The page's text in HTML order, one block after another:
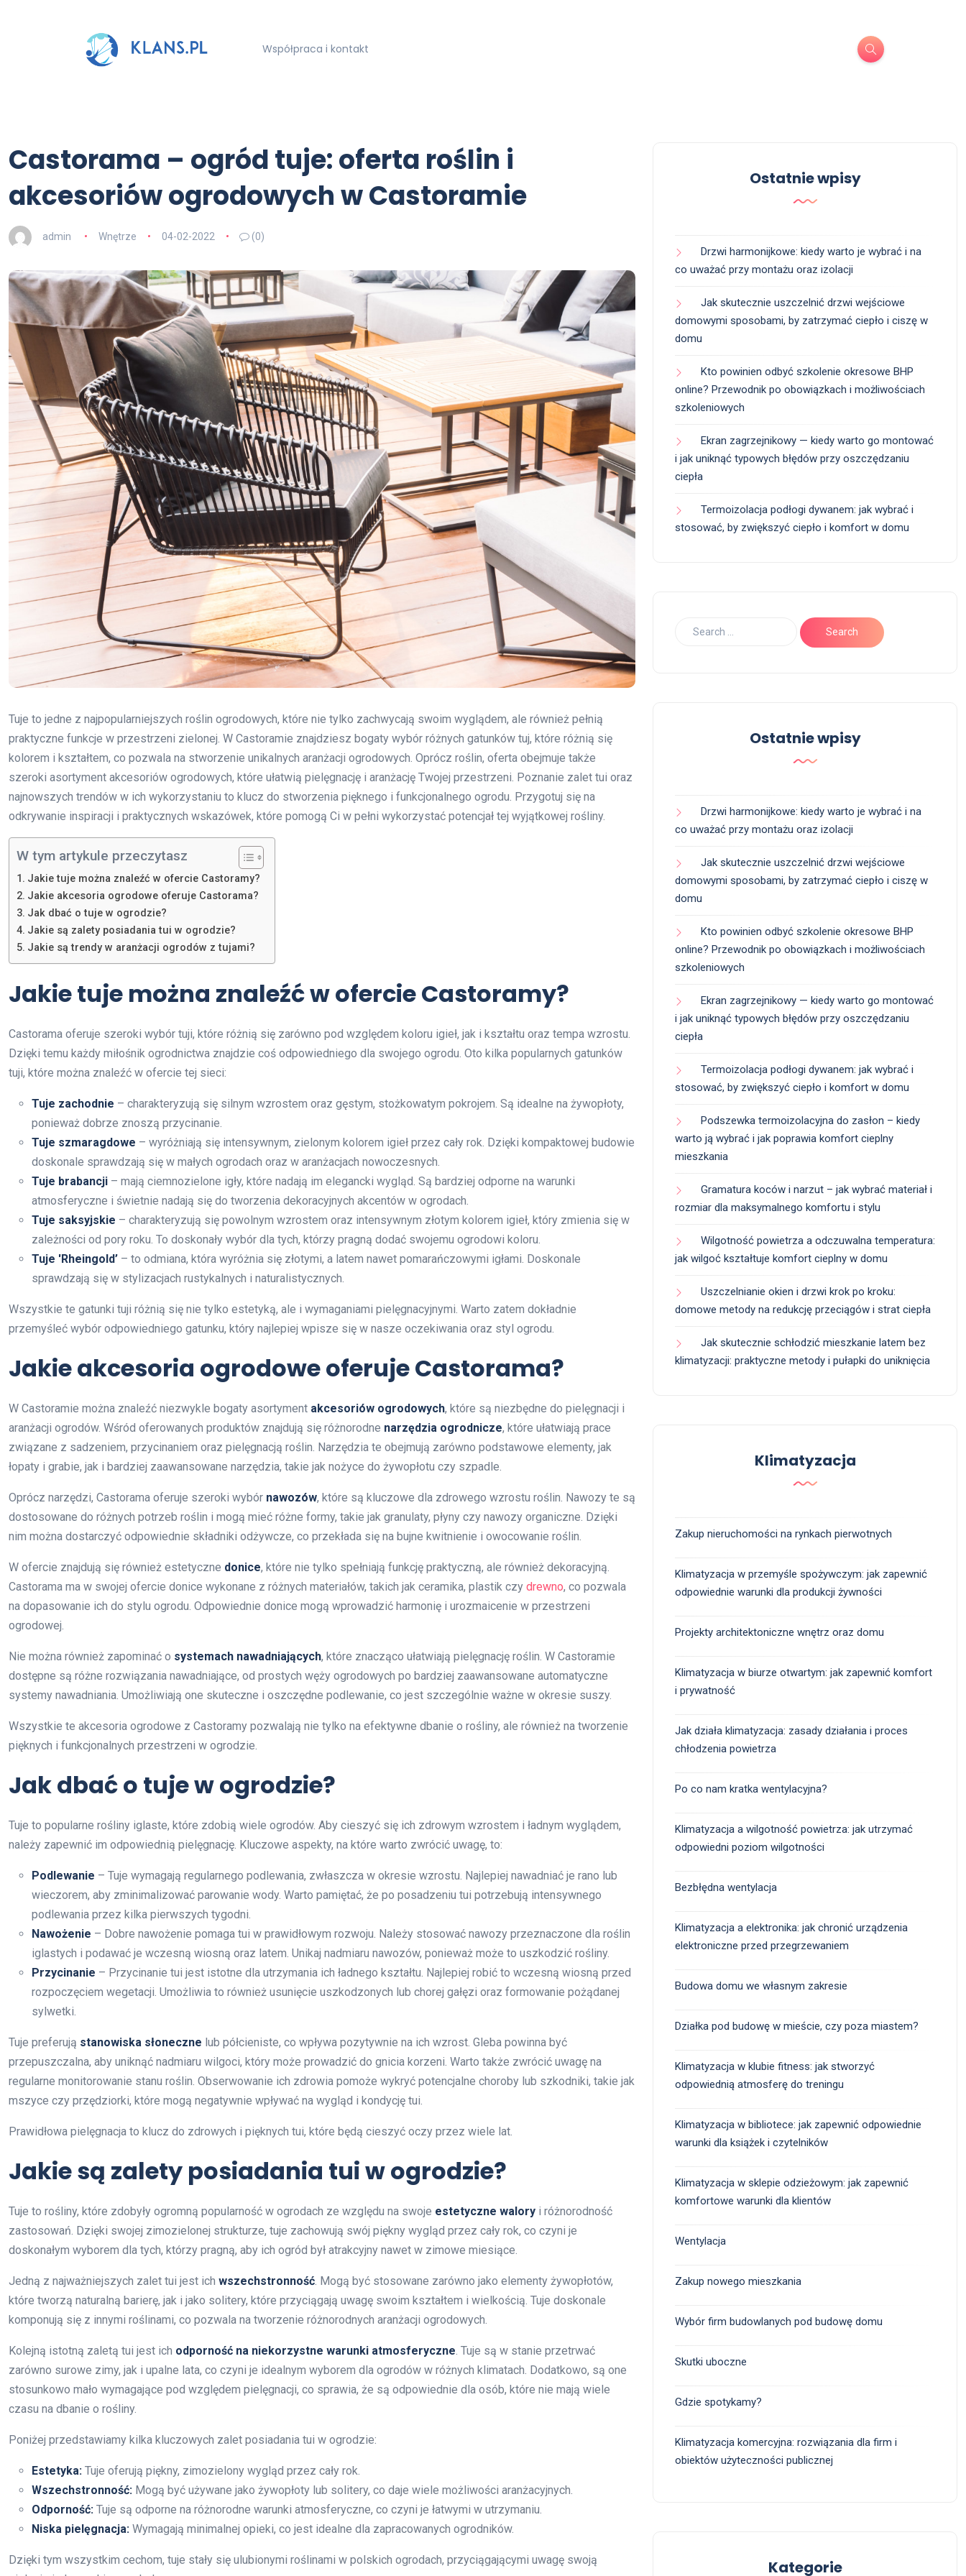
Współpraca i kontakt
Castorama – ogród tuje: oferta roślin i
akcesoriów ogrodowych w Castoramie
admin Wnętrze 04-02-2022 (0)
Tuje to jedne z najpopularniejszych roślin ogrodowych, które nie tylko zachwycają swoim wyglądem, ale również pełnią
praktyczne funkcje w przestrzeni zielonej. W Castoramie znajdziesz bogaty wybór różnych gatunków tuj, które różnią się
kolorem i kształtem, co pozwala na stworzenie unikalnych aranżacji ogrodowych. Oprócz roślin, oferta obejmuje także
szeroki asortyment akcesoriów ogrodowych, które ułatwią pielęgnację i aranżację Twojej przestrzeni. Poznanie zalet tui oraz
najnowszych trendów w ich wykorzystaniu to klucz do stworzenia pięknego i funkcjonalnego ogrodu. Przygotuj się na
odkrywanie inspiracji i praktycznych wskazówek, które pomogą Ci w pełni wykorzystać potencjał tej wyjątkowej rośliny.
W tym artykule przeczytasz
Jakie tuje można znaleźć w ofercie Castoramy?
Jakie akcesoria ogrodowe oferuje Castorama?
Jak dbać o tuje w ogrodzie?
Jakie są zalety posiadania tui w ogrodzie?
Jakie są trendy w aranżacji ogrodów z tujami?
Jakie tuje można znaleźć w ofercie Castoramy?
Castorama oferuje szeroki wybór tuji, które różnią się zarówno pod względem koloru igieł, jak i kształtu oraz tempa wzrostu.
Dzięki temu każdy miłośnik ogrodnictwa znajdzie coś odpowiedniego dla swojego ogrodu. Oto kilka popularnych gatunków
tuji, które można znaleźć w ofercie tej sieci:
Tuje zachodnie – charakteryzują się silnym wzrostem oraz gęstym, stożkowatym pokrojem. Są idealne na żywopłoty,
ponieważ dobrze znoszą przycinanie.
Tuje szmaragdowe – wyróżniają się intensywnym, zielonym kolorem igieł przez cały rok. Dzięki kompaktowej budowie
doskonale sprawdzają się w małych ogrodach oraz w aranżacjach nowoczesnych.
Tuje brabancji – mają ciemnozielone igły, które nadają im elegancki wygląd. Są bardziej odporne na warunki
atmosferyczne i świetnie nadają się do tworzenia dekoracyjnych akcentów w ogrodach.
Tuje saksyjskie – charakteryzują się powolnym wzrostem oraz intensywnym złotym kolorem igieł, który zmienia się w
zależności od pory roku. To doskonały wybór dla tych, którzy pragną dodać swojemu ogrodowi koloru.
Tuje 'Rheingold’ – to odmiana, która wyróżnia się złotymi, a latem nawet pomarańczowymi igłami. Doskonale
sprawdzają się w stylizacjach rustykalnych i naturalistycznych.
Wszystkie te gatunki tuji różnią się nie tylko estetyką, ale i wymaganiami pielęgnacyjnymi. Warto zatem dokładnie
przemyśleć wybór odpowiedniego gatunku, który najlepiej wpisze się w nasze oczekiwania oraz styl ogrodu.
Jakie akcesoria ogrodowe oferuje Castorama?
W Castoramie można znaleźć niezwykle bogaty asortyment akcesoriów ogrodowych, które są niezbędne do pielęgnacji i
aranżacji ogrodów. Wśród oferowanych produktów znajdują się różnorodne narzędzia ogrodnicze, które ułatwiają prace
związane z sadzeniem, przycinaniem oraz pielęgnacją roślin. Narzędzia te obejmują zarówno podstawowe elementy, jak
łopaty i grabie, jak i bardziej zaawansowane narzędzia, takie jak nożyce do żywopłotu czy szpadle.
Oprócz narzędzi, Castorama oferuje szeroki wybór nawozów, które są kluczowe dla zdrowego wzrostu roślin. Nawozy te są
dostosowane do różnych potrzeb roślin i mogą mieć różne formy, takie jak granulaty, płyny czy nawozy organiczne. Dzięki
nim można dostarczyć odpowiednie składniki odżywcze, co przekłada się na bujne kwitnienie i owocowanie roślin.
W ofercie znajdują się również estetyczne donice, które nie tylko spełniają funkcję praktyczną, ale również dekoracyjną.
Castorama ma w swojej ofercie donice wykonane z różnych materiałów, takich jak ceramika, plastik czy drewno, co pozwala
na dopasowanie ich do stylu ogrodu. Odpowiednie donice mogą wprowadzić harmonię i urozmaicenie w przestrzeni
ogrodowej.
Nie można również zapominać o systemach nawadniających, które znacząco ułatwiają pielęgnację roślin. W Castoramie
dostępne są różne rozwiązania nawadniające, od prostych węży ogrodowych po bardziej zaawansowane automatyczne
systemy nawadniania. Umożliwiają one skuteczne i oszczędne podlewanie, co jest szczególnie ważne w okresie suszy.
Wszystkie te akcesoria ogrodowe z Castoramy pozwalają nie tylko na efektywne dbanie o rośliny, ale również na tworzenie
pięknych i funkcjonalnych przestrzeni w ogrodzie.
Jak dbać o tuje w ogrodzie?
Tuje to popularne rośliny iglaste, które zdobią wiele ogrodów. Aby cieszyć się ich zdrowym wzrostem i ładnym wyglądem,
należy zapewnić im odpowiednią pielęgnację. Kluczowe aspekty, na które warto zwrócić uwagę, to:
Podlewanie – Tuje wymagają regularnego podlewania, zwłaszcza w okresie wzrostu. Najlepiej nawadniać je rano lub
wieczorem, aby zminimalizować parowanie wody. Warto pamiętać, że po posadzeniu tui potrzebują intensywnego
podlewania przez kilka pierwszych tygodni.
Nawożenie – Dobre nawożenie pomaga tui w prawidłowym rozwoju. Należy stosować nawozy przeznaczone dla roślin
iglastych i podawać je wczesną wiosną oraz latem. Unikaj nadmiaru nawozów, ponieważ może to uszkodzić rośliny.
Przycinanie – Przycinanie tui jest istotne dla utrzymania ich ładnego kształtu. Najlepiej robić to wczesną wiosną przed
rozpoczęciem wegetacji. Umożliwia to również usunięcie uszkodzonych lub chorej gałęzi oraz formowanie pożądanej
sylwetki.
Tuje preferują stanowiska słoneczne lub półcieniste, co wpływa pozytywnie na ich wzrost. Gleba powinna być
przepuszczalna, aby uniknąć nadmiaru wilgoci, który może prowadzić do gnicia korzeni. Warto także zwrócić uwagę na
regularne monitorowanie stanu roślin. Obserwowanie ich zdrowia pomoże wykryć potencjalne choroby lub szkodniki, takie jak
mszyce czy przędziorki, które mogą negatywnie wpływać na wygląd i kondycję tui.
Prawidłowa pielęgnacja to klucz do zdrowych i pięknych tui, które będą cieszyć oczy przez wiele lat.
Jakie są zalety posiadania tui w ogrodzie?
Tuje to rośliny, które zdobyły ogromną popularność w ogrodach ze względu na swoje estetyczne walory i różnorodność
zastosowań. Dzięki swojej zimozielonej strukturze, tuje zachowują swój piękny wygląd przez cały rok, co czyni je
doskonałym wyborem dla tych, którzy pragną, aby ich ogród był atrakcyjny nawet w zimowe miesiące.
Jedną z najważniejszych zalet tui jest ich wszechstronność. Mogą być stosowane zarówno jako elementy żywopłotów,
które tworzą naturalną barierę, jak i jako solitery, które przyciągają uwagę swoim kształtem i wielkością. Tuje doskonale
komponują się z innymi roślinami, co pozwala na tworzenie różnorodnych aranżacji ogrodowych.
Kolejną istotną zaletą tui jest ich odporność na niekorzystne warunki atmosferyczne. Tuje są w stanie przetrwać
zarówno surowe zimy, jak i upalne lata, co czyni je idealnym wyborem dla ogrodów w różnych klimatach. Dodatkowo, są one
stosunkowo mało wymagające pod względem pielęgnacji, co sprawia, że są odpowiednie dla osób, które nie mają wiele
czasu na dbanie o rośliny.
Poniżej przedstawiamy kilka kluczowych zalet posiadania tui w ogrodzie:
Estetyka: Tuje oferują piękny, zimozielony wygląd przez cały rok.
Wszechstronność: Mogą być używane jako żywopłoty lub solitery, co daje wiele możliwości aranżacyjnych.
Odporność: Tuje są odporne na różnorodne warunki atmosferyczne, co czyni je łatwymi w utrzymaniu.
Niska pielęgnacja: Wymagają minimalnej opieki, co jest idealne dla zapracowanych ogrodników.
Dzięki tym wszystkim cechom, tuje stały się ulubionymi roślinami w polskich ogrodach, przyciągającymi uwagę swoją
Ostatnie wpisy
Drzwi harmonijkowe: kiedy warto je wybrać i na
co uważać przy montażu oraz izolacji
Jak skutecznie uszczelnić drzwi wejściowe
domowymi sposobami, by zatrzymać ciepło i ciszę w
domu
Kto powinien odbyć szkolenie okresowe BHP
online? Przewodnik po obowiązkach i możliwościach
szkoleniowych
Ekran zagrzejnikowy — kiedy warto go montować
i jak uniknąć typowych błędów przy oszczędzaniu
ciepła
Termoizolacja podłogi dywanem: jak wybrać i
stosować, by zwiększyć ciepło i komfort w domu
Ostatnie wpisy
Drzwi harmonijkowe: kiedy warto je wybrać i na
co uważać przy montażu oraz izolacji
Jak skutecznie uszczelnić drzwi wejściowe
domowymi sposobami, by zatrzymać ciepło i ciszę w
domu
Kto powinien odbyć szkolenie okresowe BHP
online? Przewodnik po obowiązkach i możliwościach
szkoleniowych
Ekran zagrzejnikowy — kiedy warto go montować
i jak uniknąć typowych błędów przy oszczędzaniu
ciepła
Termoizolacja podłogi dywanem: jak wybrać i
stosować, by zwiększyć ciepło i komfort w domu
Podszewka termoizolacyjna do zasłon – kiedy
warto ją wybrać i jak poprawia komfort cieplny
mieszkania
Gramatura koców i narzut – jak wybrać materiał i
rozmiar dla maksymalnego komfortu i stylu
Wilgotność powietrza a odczuwalna temperatura:
jak wilgoć kształtuje komfort cieplny w domu
Uszczelnianie okien i drzwi krok po kroku:
domowe metody na redukcję przeciągów i strat ciepła
Jak skutecznie schłodzić mieszkanie latem bez
klimatyzacji: praktyczne metody i pułapki do uniknięcia
Klimatyzacja
Zakup nieruchomości na rynkach pierwotnych
Klimatyzacja w przemyśle spożywczym: jak zapewnić
odpowiednie warunki dla produkcji żywności
Projekty architektoniczne wnętrz oraz domu
Klimatyzacja w biurze otwartym: jak zapewnić komfort
i prywatność
Jak działa klimatyzacja: zasady działania i proces
chłodzenia powietrza
Po co nam kratka wentylacyjna?
Klimatyzacja a wilgotność powietrza: jak utrzymać
odpowiedni poziom wilgotności
Bezbłędna wentylacja
Klimatyzacja a elektronika: jak chronić urządzenia
elektroniczne przed przegrzewaniem
Budowa domu we własnym zakresie
Działka pod budowę w mieście, czy poza miastem?
Klimatyzacja w klubie fitness: jak stworzyć
odpowiednią atmosferę do treningu
Klimatyzacja w bibliotece: jak zapewnić odpowiednie
warunki dla książek i czytelników
Klimatyzacja w sklepie odzieżowym: jak zapewnić
komfortowe warunki dla klientów
Wentylacja
Zakup nowego mieszkania
Wybór firm budowlanych pod budowę domu
Skutki uboczne
Gdzie spotykamy?
Klimatyzacja komercyjna: rozwiązania dla firm i
obiektów użyteczności publicznej
Kategorie